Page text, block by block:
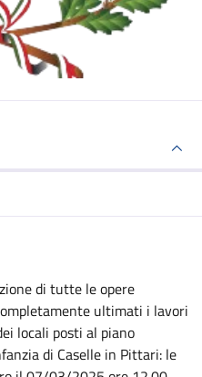
di tutte le opere
ultimati i lavori
locali posti al piano
di Caselle in Pittari: le